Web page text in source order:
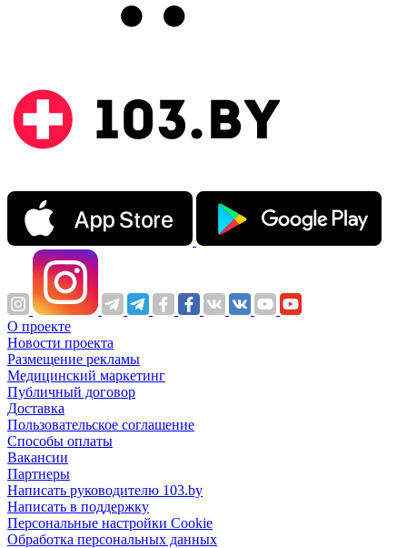
О проекте
Новости проекта
Размещение рекламы
Медицинский маркетинг
Публичный договор
Доставка
Пользовательское соглашение
Способы оплаты
Вакансии
Партнеры
Написать руководителю 103.by
Написать в поддержку
Персональные настройки Cookie
Обработка персональных данных